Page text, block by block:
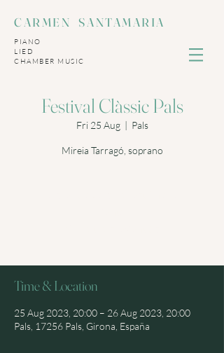
CARMEN SANTAMARIA
PIANO
LIED
​CHAMBER MUSIC
Festival Clàssic Pals
Fri 25 Aug
  |
Pals
Mireia Tarragó, soprano
Time & Location
25 Aug 2023, 20:00 – 26 Aug 2023, 20:00
Pals, 17256 Pals, Girona, España